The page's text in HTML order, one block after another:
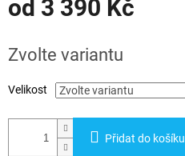
od 3 390 Kč
cena:
Zvolte variantu
Velikost
Přidat do košíku